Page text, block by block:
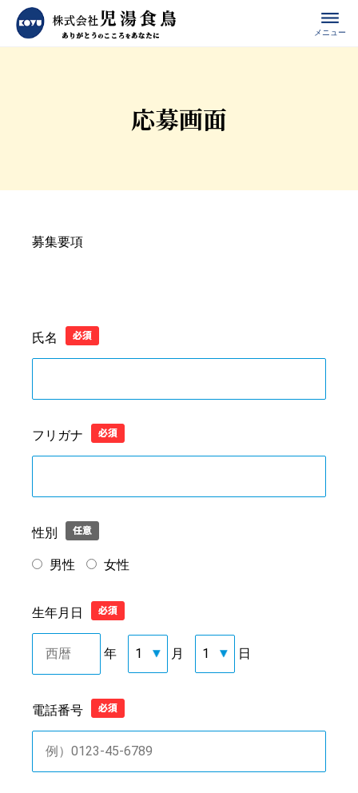
メニュー
応募画面
募集要項
氏名
フリガナ
性別
男性 女性
生年月日
年 月 日
電話番号